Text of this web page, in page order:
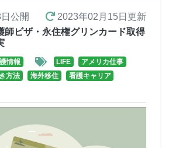
公開 2023年02月15日 更新
師ビザ・永住権グリンカード取得
情報 LIFE
アメリカ仕事
方法 海外移住
看護キャリア